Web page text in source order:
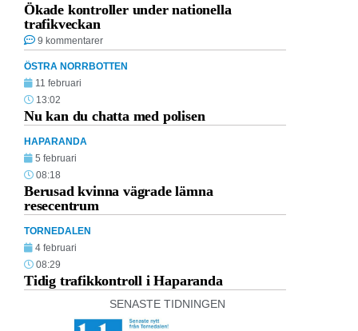
Ökade kontroller under nationella
trafikveckan
9 kommentarer
ÖSTRA NORRBOTTEN
11 februari
13:02
Nu kan du chatta med polisen
HAPARANDA
5 februari
08:18
Berusad kvinna vägrade lämna
resecentrum
TORNEDALEN
4 februari
08:29
Tidig trafikkontroll i Haparanda
SENASTE TIDNINGEN